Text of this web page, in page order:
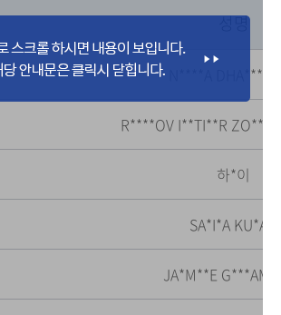
성명
N****A
R****OV I**TI**R
하*이
SA*I*A KU*A*I
JA*M**E G***AM